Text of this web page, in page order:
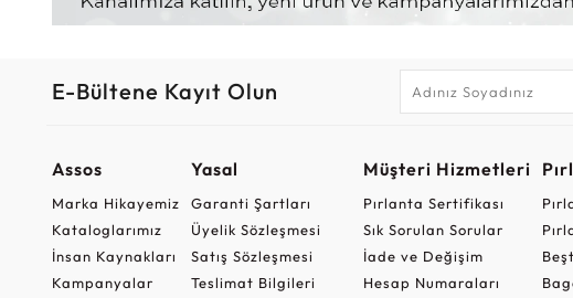
E-Bültene Kayıt Olun
Assos
Marka Hikayemiz
Kataloglarımız
İnsan Kaynakları
Kampanyalar
Yasal
Garanti Şartları
Üyelik Sözleşmesi
Satış Sözleşmesi
Teslimat Bilgileri
Müşteri Hizmetleri
Pırlanta Sertifikası
Sık Sorulan Sorular
İade ve Değişim
Hesap Numaraları